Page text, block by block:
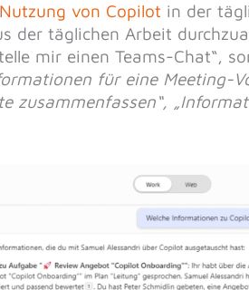
von Copilot in der
der täglichen Arbeit
mir einen Teams-Chat“,
für eine Meeting-
zusammenfassen“,